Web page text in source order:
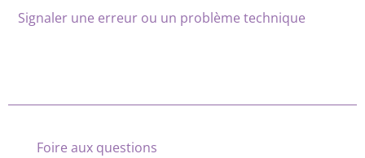
Signaler une erreur ou un problème technique
Foire aux questions